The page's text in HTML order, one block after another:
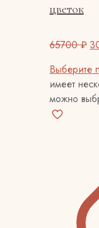
цветок
65700₽
Выберите
имеет
можно